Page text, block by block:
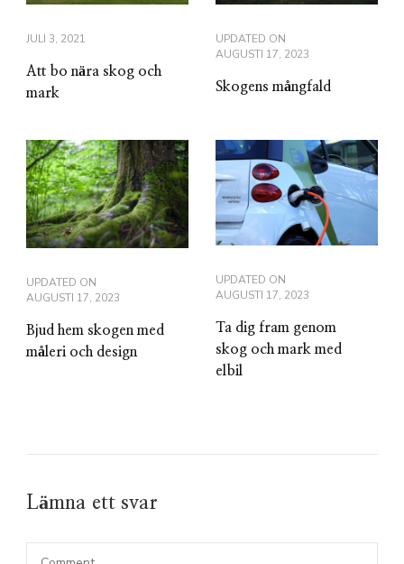
JULI 3, 2021
Att bo nära skog och
mark
UPDATED ON
AUGUSTI 17, 2023
Skogens mångfald
UPDATED ON
AUGUSTI 17, 2023
Bjud hem skogen med
måleri och design
UPDATED ON
AUGUSTI 17, 2023
Ta dig fram genom
skog och mark med
elbil
Lämna ett svar